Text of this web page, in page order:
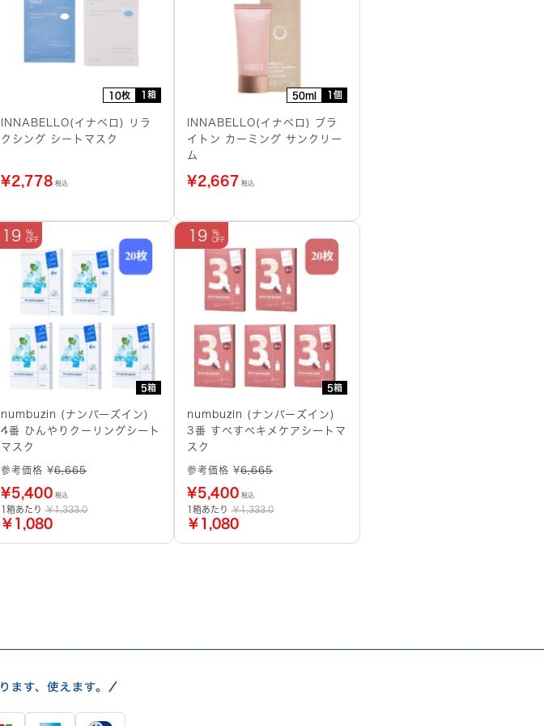
10枚 1箱
INNABELLO(イナベロ) リラ
クシング シートマスク
¥2,778 税込
50ml 1個
INNABELLO(イナベロ) ブラ
イトン カーミング サンクリー
ム
¥2,667 税込
5箱
19
numbuzin (ナンバーズイン)
4番 ひんやりクーリングシート
マスク
参考価格 ¥6,665
¥5,400 税込
1箱あたり ￥1,333.0
￥1,080
5箱
19
numbuzin (ナンバーズイン)
3番 すべすべキメケアシートマ
スク
参考価格 ¥6,665
¥5,400 税込
1箱あたり ￥1,333.0
￥1,080